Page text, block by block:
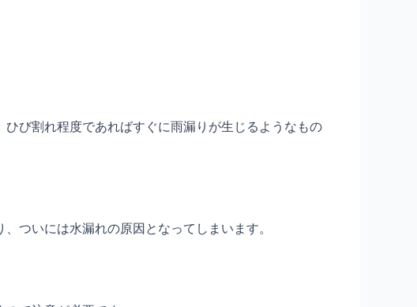
び割れ程度であればすぐに雨漏りが生じるようなもの
ついには水漏れの原因となってしまいます。